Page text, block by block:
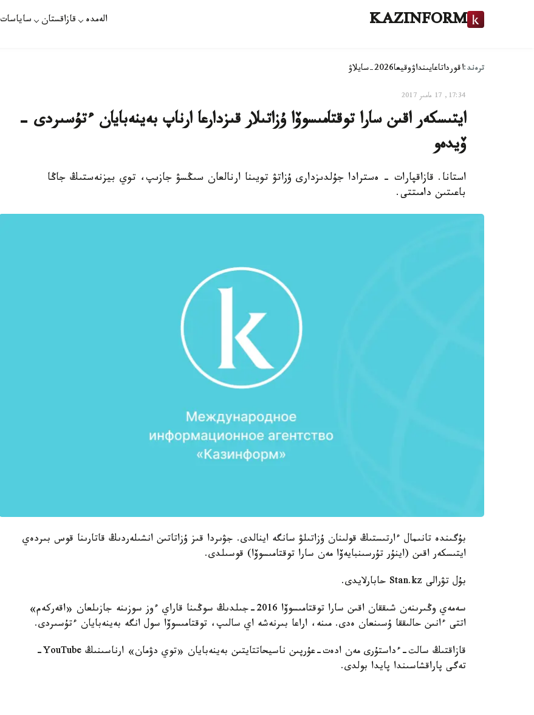
KAZINFORM الەمدە قازاقستان ساياسات
ترەند:اقورداتاعايىنداۋوقيعا2026-سايلاۋ
17:34, 17 مامىر 2017
ايتىسكەر اقىن سارا توقتامىسوۆا ۇزاتىلار قىزدارعا ارناپ بەينەبايان ءتۇسىردى -
ۆيدەو
استانا. قازاقپارات - ەسترادا جۇلدىزدارى ۇزاتۋ تويىنا ارنالعان سىڭسۋ جازىپ، توي بيزنەستىڭ جاڭا
باعىتىن دامىتتى.
بۇگىندە تانىمال ءارتىستىڭ قولىنان ۇزاتىلۋ سانگە اينالدى. جۋىردا قىز ۇزاتاتىن انشىلەردىڭ قاتارىنا قوس بىردەي
ايتىسكەر اقىن (اينۇر تۇرسىنبايەۆا مەن سارا توقتامىسوۆا) قوسىلدى.
بۇل تۋرالى Stan.kz حابارلايدى.
سەمەي وڭىرىنەن شىققان اقىن سارا توقتامىسوۆا 2016-جىلدىڭ سوڭىنا قاراي ءوز سوزىنە جازىلعان «اقەركەم»
اتتى ءانىن حالىققا ۇسىنعان ەدى. مىنە، اراعا بىرنەشە اي سالىپ، توقتامىسوۆا سول انگە بەينەبايان ءتۇسىردى.
قازاقتىڭ سالت-ءداستۇرى مەن ادەت-عۇرپىن ناسيحاتتايتىن بەينەبايان «توي دۋمان» ارناسىنىڭ YouTube-
تەگى پاراقشاسىندا پايدا بولدى.